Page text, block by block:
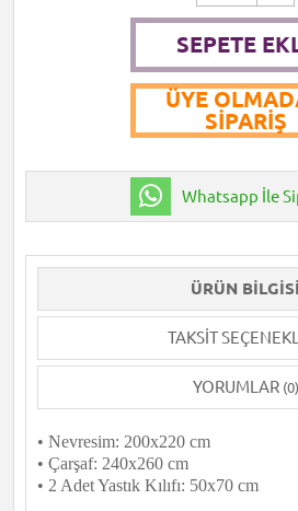
SEPETE
ÜYE
SIPARIŞ
Whatsapp İle
ÜRÜN BILGISI
TAKSIT
YORUMLAR (0)
• Nevresim: 200x220 cm
• Çarşaf: 240x260 cm
• 2 Adet Yastık Kılıfı: 50x70 cm